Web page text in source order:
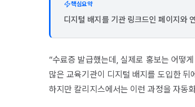
핵심요약
디지털 배지를 기관 링크드인 페이지와
“수료증 발급했는데, 실제로 홍보는 어떻
많은 교육기관이 디지털 배지를 도입한
하지만 칼리지스에서는 이런 과정을 자동